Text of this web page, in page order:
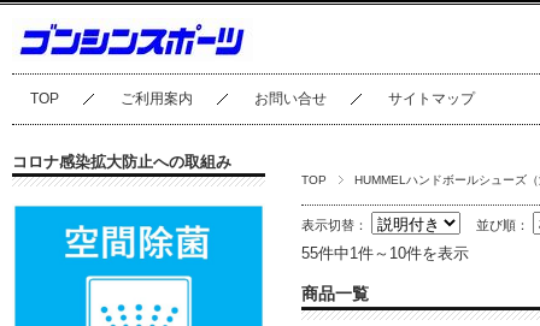
TOP ご利用案内 お問い合せ サイトマップ
TOP HUMMELハンドボールシューズ
表示切替： 並び順：
55件中1件～10件を表示
商品一覧
コロナ感染拡大防止への取組み